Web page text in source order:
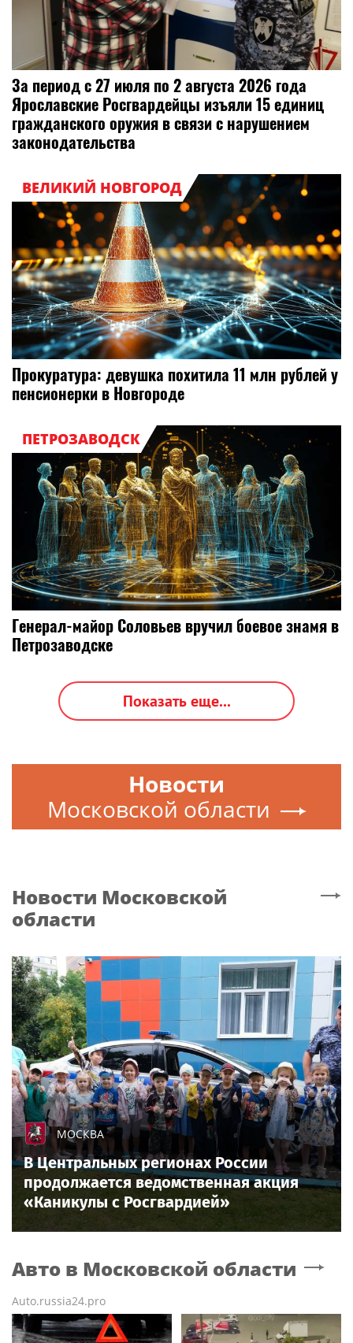
За период с 27 июля по 2 августа 2026 года
Ярославские Росгвардейцы изъяли 15 единиц
гражданского оружия в связи с нарушением
законодательства
ВЕЛИКИЙ НОВГОРОД
Прокуратура: девушка похитила 11 млн рублей у
пенсионерки в Новгороде
ПЕТРОЗАВОДСК
Генерал-майор Соловьев вручил боевое знамя в
Петрозаводске
Показать еще...
Новости
Московской области
Новости Московской
области
МОСКВА
В Центральных регионах России
продолжается ведомственная акция
«Каникулы с Росгвардией»
Авто в Московской области
Auto.russia24.pro